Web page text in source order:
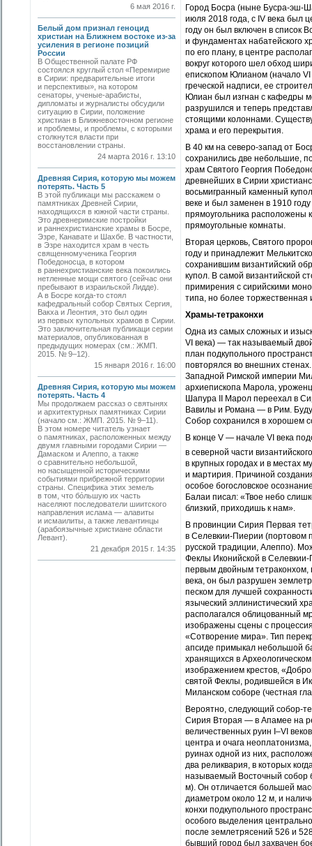
6 мая 2016 г.
Белый дом признал геноцид
христиан на Ближнем востоке из-за
усиления в регионе позиций
России
В Общественной палате РФ
состоялся круглый стол «Перемирие
в Сирии: предварительные итоги
и перспективы», на котором
сенаторы, ученые-арабисты,
дипломаты и журналисты обсудили
ситуацию в Сирии, положение
христиан в Ближневосточном регионе
и проблемы, и проблемы, с которыми
столкнутся власти при
восстановлении страны.
24 марта 2016 г. 13:10
Древняя Сирия, которую мы можем
потерять. Часть 5
В этой публикаци мы расскажем о
памятниках Древней Сирии,
находящихся в южной части страны.
Это древнеримские постройки
и раннехристианские храмы в Босре,
Эзре, Канавате и Шахбе. В частности,
в Эзре находится храм в честь
священномученика Георгия
Победоносца, в котором
в раннехристианские века покоились
нетленные мощи святого (сейчас они
пребывают в израильской Лидде).
А в Босре когда-то стоял
кафедральный собор Святых Сергия,
Вакха и Леонтия, это был один
из первых купольных храмов в Сирии.
Это заключительная публикаци серии
материалов, опубликованная в
предыдущих номерах (см.: ЖМП.
2015. № 9–12).
15 января 2016 г. 16:00
Древняя Сирия, которую мы можем
потерять. Часть 4
Мы продолжаем рассказ о святынях
и архитектурных памятниках Сирии
(начало см.: ЖМП. 2015. № 9–11).
В этом номере читатель узнает
о памятниках, расположенных между
двумя главными городами Сирии —
Дамаском и Алеппо, а также
о сравнительно небольшой,
но насыщенной историческими
событиями прибрежной территории
страны. Специфика этих земель
в том, что бόльшую их часть
населяют последователи шиитского
направления ислама — алавиты
и исмаилиты, а также левантинцы
(арабоязычные христиане области
Левант).
21 декабря 2015 г. 14:35
Город Босра (ныне Бусра-эш-
июля 2018 года, с IV века был
году он был включен в список
и фундаментах набатейского
по его плану, в центре
вокруг которого шел обход
епископом Юлианом (начало
греческой надписи, ее
Юлиан был изгнан с кафедры
разрушился и теперь
стоящими колоннами.
храма и его перекрытия.
В 40 км на северо-запад от
сохранились две небольшие,
храм Святого Георгия
древнейших в Сирии
восьмигранный каменный
веке и был заменен в 1910
прямоугольника расположены
прямоугольные комнаты.
Вторая церковь, Святого
году и принадлежит
сохранившим византийский
купол. В самой византийской
примирения с сирийскими
типа, но более торжественная
Храмы-тетраконхи
Одна из самых сложных и
VI века) — так называемый
план подкупольного
повторялся во внешних
Западной Римской империи
архиепископа Марола,
Шапура II Марол переехал в
Вавилы и Романа — в Рим.
Собор сохранился в хорошем
В конце V — начале VI века
в северной части
в крупных городах и в местах
и мартирия. Причиной
особое богословское
Балаи писал: «Твое небо
близкий, приходишь к нам».
В провинции Сирия Первая
в Селевкии-Пиерии (портовом
русской традиции, Алеппо).
Феклы Иконийской в
первым двойным тетраконхом,
века, он был разрушен
песком для лучшей
языческий эллинистический
располагался облицованный
изображены сцены с
«Сотворение мира». Тип
апсиде примыкал небольшой
хранящихся в
изображением крестов,
святой Феклы, родившейся в
Миланском соборе (честная
Вероятно, следующий собор-
Сирия Вторая — в Апамее на
величественных руин I–VI
центра и очага
руинах одной из них,
два реликвария, в которых
называемый Восточный собор
м). Он отличается большей
диаметром около 12 м, и
конхи подкупольного
особого выделения
после землетрясений 526 и
бывший город был захвачен